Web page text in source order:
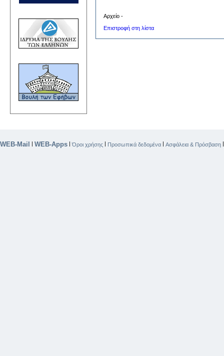
Αρχείο -
Επιστροφή στη λίστα
WEB-Mail WEB-Apps |Όροι χρήσης Προσωπικά δεδομένα Ασφάλεια & Πρόσβαση